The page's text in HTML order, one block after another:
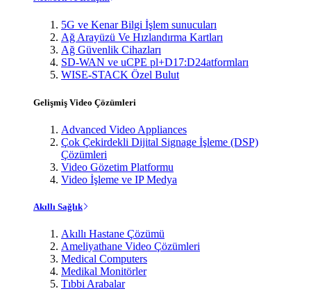
5G ve Kenar Bilgi İşlem sunucuları
Ağ Arayüzü Ve Hızlandırma Kartları
Ağ Güvenlik Cihazları
SD-WAN ve uCPE pl+D17:D24atformları
WISE-STACK Özel Bulut
Gelişmiş Video Çözümleri
Advanced Video Appliances
Çok Çekirdekli Dijital Signage İşleme (DSP)
Çözümleri
Video Gözetim Platformu
Video İşleme ve IP Medya
Akıllı Sağlık
Akıllı Hastane Çözümü
Ameliyathane Video Çözümleri
Medical Computers
Medikal Monitörler
Tıbbi Arabalar